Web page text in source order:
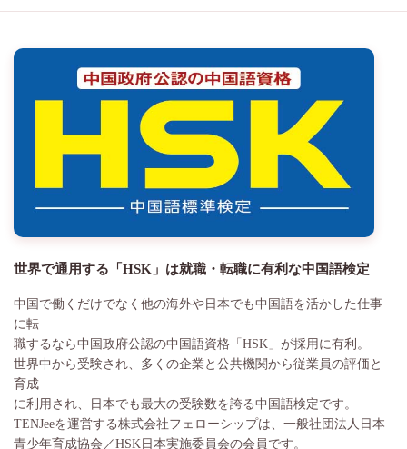
世界で通用する「HSK」は就職・転職に有利な中国語検定
中国で働くだけでなく他の海外や日本でも中国語を活かした仕事
に転
職するなら中国政府公認の中国語資格「HSK」が採用に有利。
世界中から受験され、多くの企業と公共機関から従業員の評価と
育成
に利用され、日本でも最大の受験数を誇る中国語検定です。
TENJeeを運営する株式会社フェローシップは、一般社団法人日本
青少年育成協会／HSK日本実施委員会の会員です。